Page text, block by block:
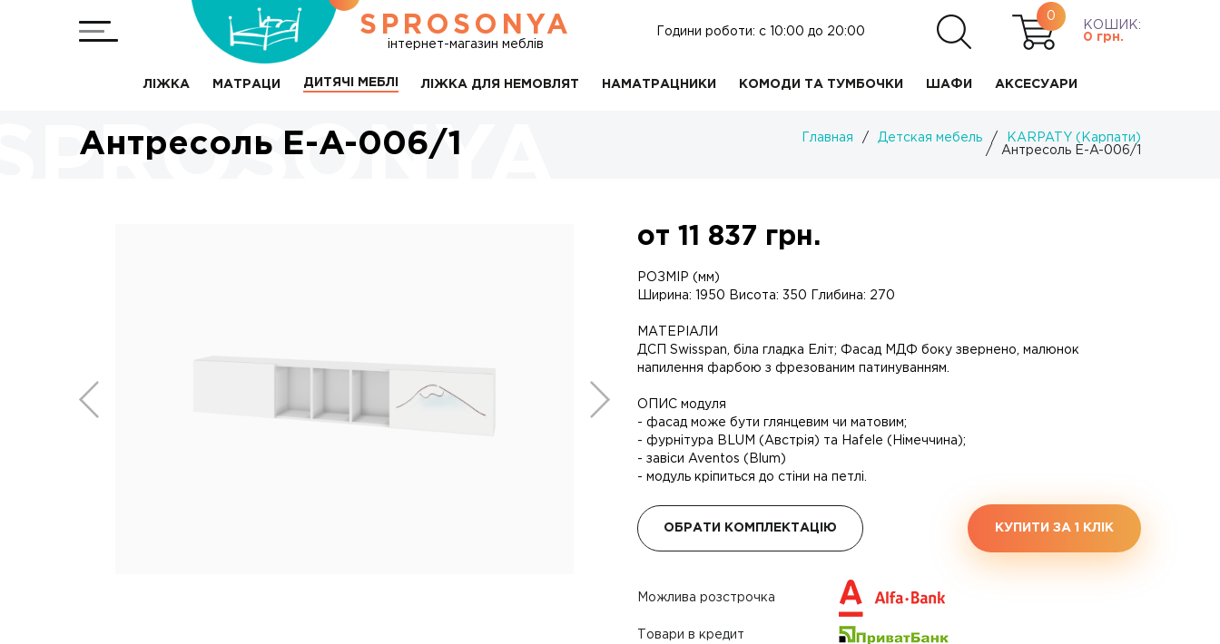
SPROSONYA
інтернет-магазин меблів
Години роботи: c 10:00 до 20:00
0
КОШИК:
0 грн.
ЛІЖКА МАТРАЦИ ДИТЯЧІ МЕБЛІ ЛІЖКА ДЛЯ НЕМОВЛЯТ НАМАТРАЦНИКИ КОМОДИ ТА ТУМБОЧКИ ШАФИ АКСЕСУАРИ
Антресоль Е-A-006/1 Главная / Детская мебель /
KARPATY (Карпати)
/
Антресоль Е-A-006/1
от 11 837 грн.
РОЗМІР (мм)
Ширина: 1950 Висота: 350 Глибина: 270
МАТЕРІАЛИ
ДСП Swisspan, біла гладка Еліт; Фасад МДФ боку звернено, малюнок
напилення фарбою з фрезованим патинуванням.
ОПИС модуля
- фасад може бути глянцевим чи матовим;
- фурнітура BLUM (Австрія) та Hafele (Німеччина);
- завіси Aventos (Blum)
- модуль кріпиться до стіни на петлі.
ОБРАТИ КОМПЛЕКТАЦІЮ КУПИТИ ЗА 1 КЛIК
Можлива розстрочка
Товари в кредит